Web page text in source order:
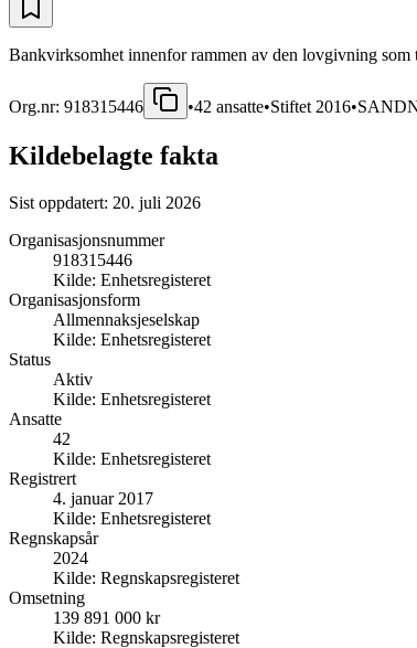
Bankvirksomhet innenfor rammen av den lovgivning
Org.nr: 918315446 •42 ansatte•Stiftet 2016•
Kildebelagte fakta
Sist oppdatert: 20. juli 2026
Organisasjonsnummer
918315446
Kilde: Enhetsregisteret
Organisasjonsform
Allmennaksjeselskap
Kilde: Enhetsregisteret
Status
Aktiv
Kilde: Enhetsregisteret
Ansatte
42
Kilde: Enhetsregisteret
Registrert
4. januar 2017
Kilde: Enhetsregisteret
Regnskapsår
2024
Kilde: Regnskapsregisteret
Omsetning
139 891 000 kr
Kilde: Regnskapsregisteret